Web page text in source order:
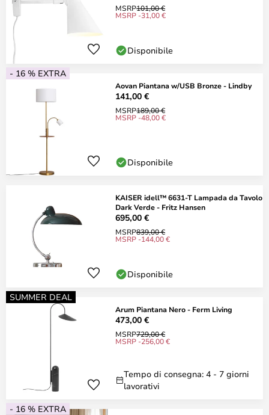
MSRP101,00 €
MSRP -31,00 €
Disponibile
- 16 % EXTRA
Aovan Piantana w/USB Bronze - Lindby
141,00 €
MSRP189,00 €
MSRP -48,00 €
Disponibile
KAISER idell™ 6631-T Lampada da Tavolo
Dark Verde - Fritz Hansen
695,00 €
MSRP839,00 €
MSRP -144,00 €
Disponibile
SUMMER DEAL
Arum Piantana Nero - Ferm Living
473,00 €
MSRP729,00 €
MSRP -256,00 €
Tempo di consegna: 4 - 7 giorni
lavorativi
- 16 % EXTRA